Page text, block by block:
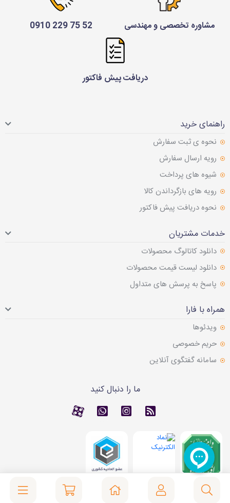
مشاوره تخصصی و مهندسی 52 75 229 0910
دریافت پیش فاکتور
راهنمای خرید
نحوه ی ثبت سفارش
رویه ارسال سفارش
شیوه های پرداخت
رویه های بازگرداندن کالا
نحوه دریافت پیش فاکتور
خدمات مشتریان
دانلود کاتالوگ محصولات
دانلود لیست قیمت محصولات
پاسخ به پرسش های متداول
همراه با فارا
ویدئوها
حریم خصوصی
سامانه گفتگوی آنلاین
ما را دنبال کنید
RSS کانال آپارات
تماس با واتس اپ
کانال آپارات